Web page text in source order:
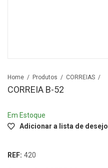
Home Produtos CORREIAS
CORREIA B-52
Em Estoque
Adicionar a lista de desejo
REF: 420